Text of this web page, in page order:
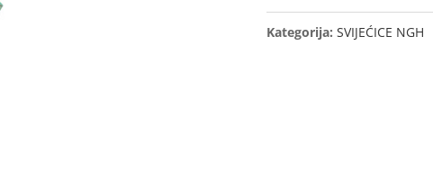
Kategorija: SVIJEĆICE NGH